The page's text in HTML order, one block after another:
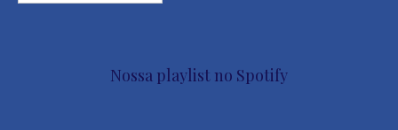
Nossa playlist no Spotify